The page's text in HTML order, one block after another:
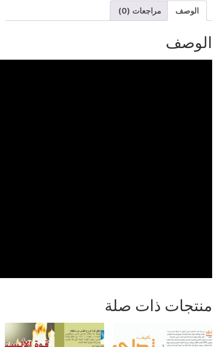
الوصف مراجعات (0)
الوصف
منتجات ذات صلة